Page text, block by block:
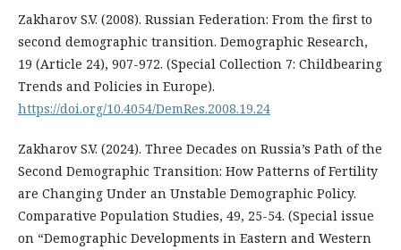
Zakharov S.V. (2008). Russian Federation: From the first to
second demographic transition. Demographic Research,
19 (Article 24), 907-972. (Special Collection 7: Childbearing
Trends and Policies in Europe).
https://doi.org/10.4054/DemRes.2008.19.24
Zakharov S.V. (2024). Three Decades on Russia’s Path of the
Second Demographic Transition: How Patterns of Fertility
are Changing Under an Unstable Demographic Policy.
Comparative Population Studies, 49, 25-54. (Special issue
on “Demographic Developments in Eastern and Western